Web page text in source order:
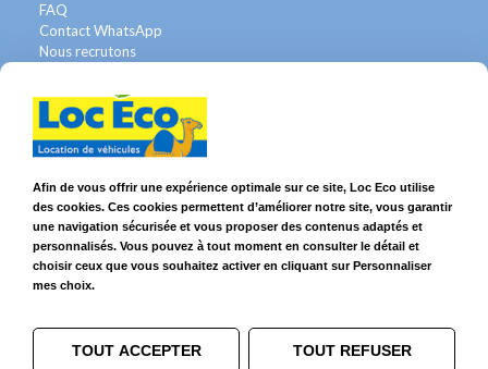
FAQ
Contact WhatsApp
Nous recrutons
Légal
Franchises & Assurances
Données personnelles
Mentions Légales
Cookies
Suivez-nous sur
Afin de vous offrir une expérience optimale sur ce site, Loc Eco utilise
des cookies. Ces cookies permettent d’améliorer notre site, vous garantir
une navigation sécurisée et vous proposer des contenus adaptés et
personnalisés. Vous pouvez à tout moment en consulter le détail et
choisir ceux que vous souhaitez activer en cliquant sur Personnaliser
mes choix.
TOUT ACCEPTER TOUT REFUSER